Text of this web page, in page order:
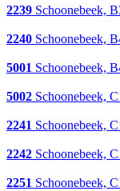
2239 Schoonebeek,
2240 Schoonebeek,
5001 Schoonebeek,
5002 Schoonebeek,
2241 Schoonebeek,
2242 Schoonebeek,
2251 Schoonebeek,